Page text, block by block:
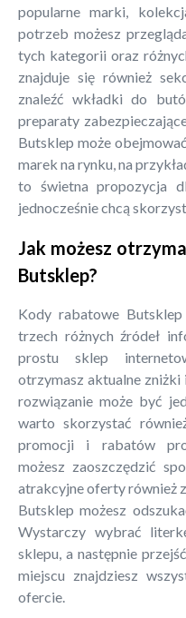
popularne marki,
potrzeb możesz
tych kategorii oraz
znajduje się również
znaleźć wkładki do
preparaty
Butsklep może
marek na rynku, na
to świetna propozycja
jednocześnie chcą
Jak możesz
Butsklep?
Kody rabatowe
trzech różnych źródeł
prostu sklep
otrzymasz aktualne
rozwiązanie może być
warto skorzystać
promocji i rabatów
możesz zaoszczędzić
atrakcyjne oferty również
Butsklep możesz
Wystarczy wybrać
sklepu, a następnie
miejscu znajdziesz
ofercie.